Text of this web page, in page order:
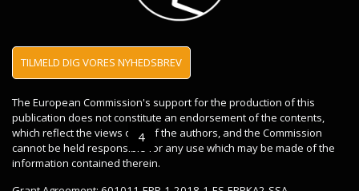
skal udvikles til uddannelsen som Digital Omstillingsleder
2019)
Side 4 ud af 5
1 2 3 4 5
TILMELD DIG VORES NYHEDSBREV
The European Commission's support for the production of this
publication does not constitute an endorsement of the contents,
which reflect the views only of the authors, and the Commission
cannot be held responsible for any use which may be made of the
information contained therein.